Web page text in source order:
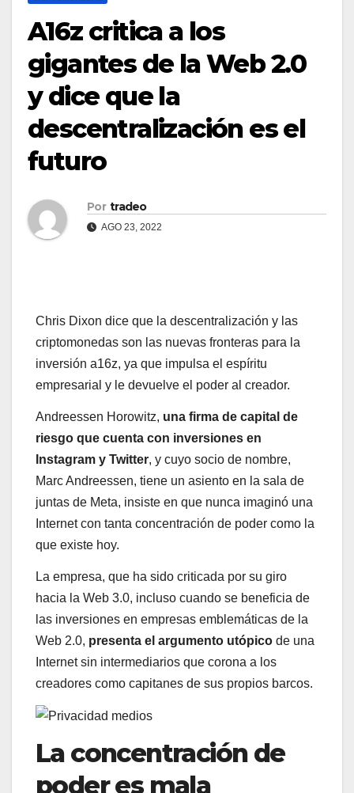
A16z critica a los
gigantes de la Web 2.0
y dice que la
descentralización es el
futuro
Por tradeo
AGO 23, 2022
Chris Dixon dice que la descentralización y las
criptomonedas son las nuevas fronteras para la
inversión a16z, ya que impulsa el espíritu
empresarial y le devuelve el poder al creador.
Andreessen Horowitz, una firma de capital de
riesgo que cuenta con inversiones en
Instagram y Twitter, y cuyo socio de nombre,
Marc Andreessen, tiene un asiento en la sala de
juntas de Meta, insiste en que nunca imaginó una
Internet con tanta concentración de poder como la
que existe hoy.
La empresa, que ha sido criticada por su giro
hacia la Web 3.0, incluso cuando se beneficia de
las inversiones en empresas emblemáticas de la
Web 2.0, presenta el argumento utópico de una
Internet sin intermediarios que corona a los
creadores como capitanes de sus propios barcos.
La concentración de
poder es mala